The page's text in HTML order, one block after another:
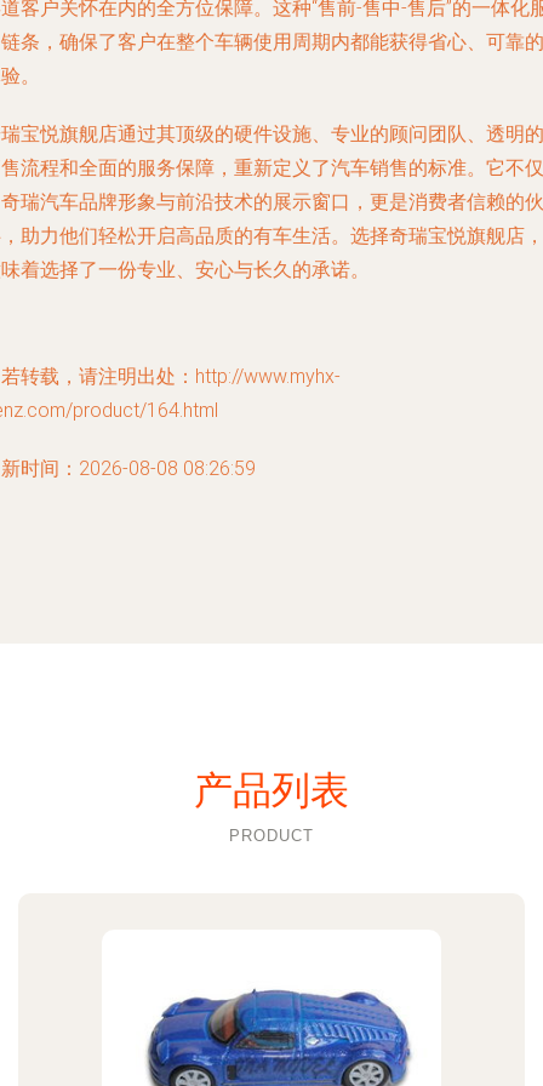
客户关怀在内的全方位保障。这种“售前-售中-售后”的一体化
条，确保了客户在整个车辆使用周期内都能获得省心、可靠的
。
宝悦旗舰店通过其顶级的硬件设施、专业的顾问团队、透明的
流程和全面的服务保障，重新定义了汽车销售的标准。它不仅
瑞汽车品牌形象与前沿技术的展示窗口，更是消费者信赖的伙
助力他们轻松开启高品质的有车生活。选择奇瑞宝悦旗舰店，
着选择了一份专业、安心与长久的承诺。
转载，请注明出处：http://www.myhx-
product/164.html
时间：2026-08-08 08:26:59
产品列表
PRODUCT